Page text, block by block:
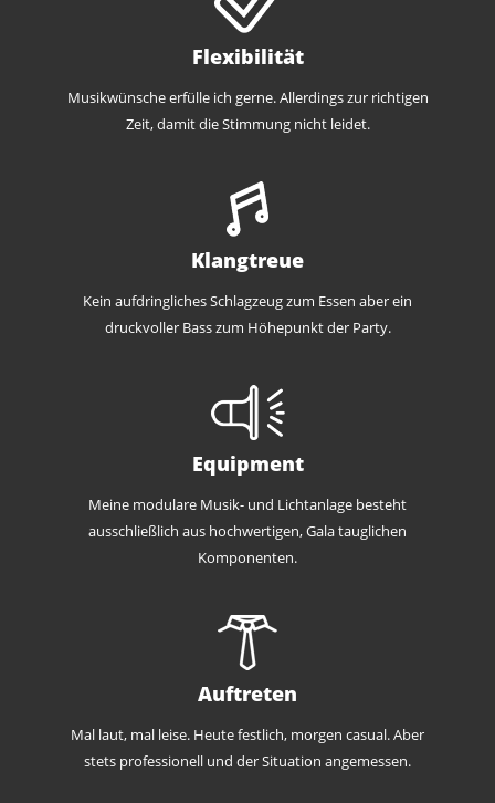
Flexibilität
Musikwünsche erfülle ich gerne. Allerdings zur richtigen
Zeit, damit die Stimmung nicht leidet.
Klangtreue
Kein aufdringliches Schlagzeug zum Essen aber ein
druckvoller Bass zum Höhepunkt der Party.
Equipment
Meine modulare Musik- und Lichtanlage besteht
ausschließlich aus hochwertigen, Gala tauglichen
Komponenten.
Auftreten
Mal laut, mal leise. Heute festlich, morgen casual. Aber
stets professionell und der Situation angemessen.